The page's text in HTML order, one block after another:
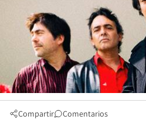
Compartir Comentarios